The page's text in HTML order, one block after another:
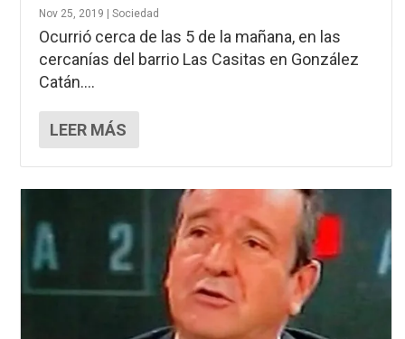
Nov 25, 2019 |Sociedad
Ocurrió cerca de las 5 de la mañana, en las
cercanías del barrio Las Casitas en González
Catán....
LEER MÁS